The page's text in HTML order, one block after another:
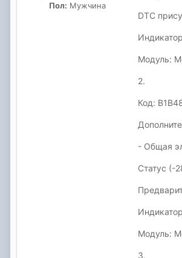
Пол: Мужчина
DTC
Модуль:
2.
Код:
- Общая
Статус (-
Модуль:
3.